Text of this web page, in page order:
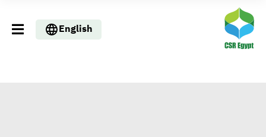
English